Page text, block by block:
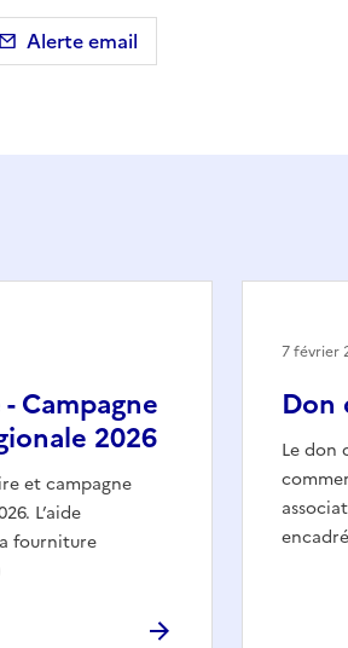
papier
Alerte email
Campagne
2026
et campagne
L’aide
fourniture
Don
Le don
7 février